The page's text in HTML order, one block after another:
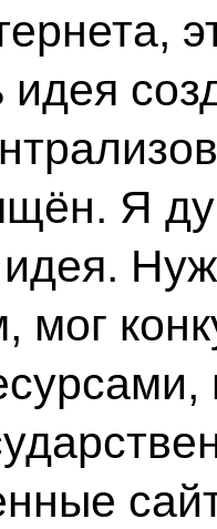
Я
мог